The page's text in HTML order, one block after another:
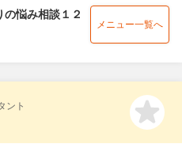
の悩み相談１２
メニュー一覧へ
ント